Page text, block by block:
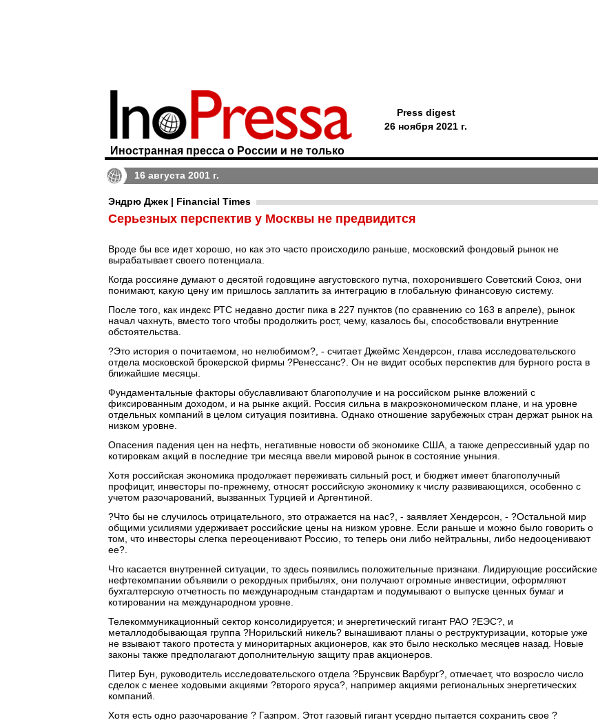
Иностранная пресса о России и не только
Press digest
26 ноября 2021 г.
16 августа 2001 г.
Эндрю Джек | Financial Times
Серьезных перспектив у Москвы не предвидится
Вроде бы все идет хорошо, но как это часто происходило раньше, московский фондовый рынок не
вырабатывает своего потенциала.
Когда россияне думают о десятой годовщине августовского путча, похоронившего Советский Союз, они
понимают, какую цену им пришлось заплатить за интеграцию в глобальную финансовую систему.
После того, как индекс РТС недавно достиг пика в 227 пунктов (по сравнению со 163 в апреле), рынок
начал чахнуть, вместо того чтобы продолжить рост, чему, казалось бы, способствовали внутренние
обстоятельства.
?Это история о почитаемом, но нелюбимом?, - считает Джеймс Хендерсон, глава исследовательского
отдела московской брокерской фирмы ?Ренессанс?. Он не видит особых перспектив для бурного роста в
ближайшие месяцы.
Фундаментальные факторы обуславливают благополучие и на российском рынке вложений с
фиксированным доходом, и на рынке акций. Россия сильна в макроэкономическом плане, и на уровне
отдельных компаний в целом ситуация позитивна. Однако отношение зарубежных стран держат рынок на
низком уровне.
Опасения падения цен на нефть, негативные новости об экономике США, а также депрессивный удар по
котировкам акций в последние три месяца ввели мировой рынок в состояние уныния.
Хотя российская экономика продолжает переживать сильный рост, и бюджет имеет благополучный
профицит, инвесторы по-прежнему, относят российскую экономику к числу развивающихся, особенно с
учетом разочарований, вызванных Турцией и Аргентиной.
?Что бы не случилось отрицательного, это отражается на нас?, - заявляет Хендерсон, - ?Остальной мир
общими усилиями удерживает российские цены на низком уровне. Если раньше и можно было говорить о
том, что инвесторы слегка переоценивают Россию, то теперь они либо нейтральны, либо недооценивают
ее?.
Что касается внутренней ситуации, то здесь появились положительные признаки. Лидирующие российские
нефтекомпании объявили о рекордных прибылях, они получают огромные инвестиции, оформляют
бухгалтерскую отчетность по международным стандартам и подумывают о выпуске ценных бумаг и
котировании на международном уровне.
Телекоммуникационный сектор консолидируется; и энергетический гигант РАО ?ЕЭС?, и
металлодобывающая группа ?Норильский никель? вынашивают планы о реструктуризации, которые уже
не взывают такого протеста у миноритарных акционеров, как это было несколько месяцев назад. Новые
законы также предполагают дополнительную защиту прав акционеров.
Питер Бун, руководитель исследовательского отдела ?Брунсвик Варбург?, отмечает, что возросло число
сделок с менее ходовыми акциями ?второго яруса?, например акциями региональных энергетических
компаний.
Хотя есть одно разочарование ? Газпром. Этот газовый гигант усердно пытается сохранить свое ?